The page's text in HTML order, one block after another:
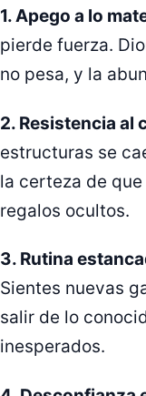
1. Apego a lo
pierde fuerza.
no pesa, y la
2. Resistencia al
estructuras se
la certeza de
regalos ocultos.
3. Rutina
Sientes nuevas
salir de lo
inesperados.